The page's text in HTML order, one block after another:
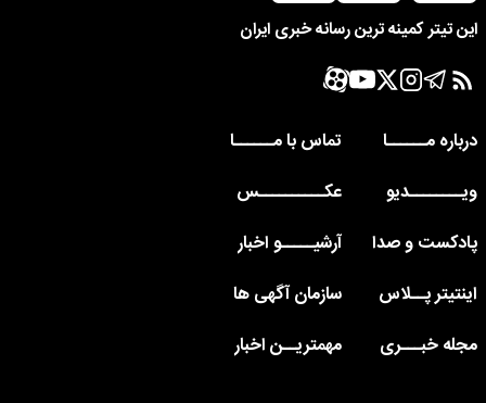
این تیتر کمینه ترین رسانه خبری ایران
درباره مــــــا
تماس با مــــــا
ویــــــــدیو
عکــــــــــس
پادکست و صدا
آرشیـــــو اخبار
اینتیتر پــلاس
سازمان آگهی ها
مجله خبـــری
مهمتریــن اخبار